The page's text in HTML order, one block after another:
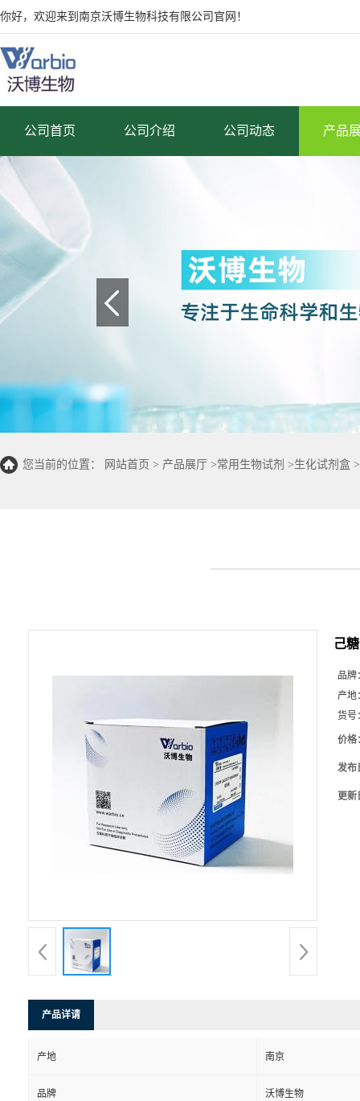
你好，欢迎来到南京沃博生物科技有限公司官网！
公司首页 公司介绍 公司动态 产品
您当前的位置： 网站首页 > 产品展厅 >常用生物试剂 >生化试剂盒 >
己
品牌
产地
货号
价格
发布
更新
产品详请
产地 南京
品牌 沃博生物